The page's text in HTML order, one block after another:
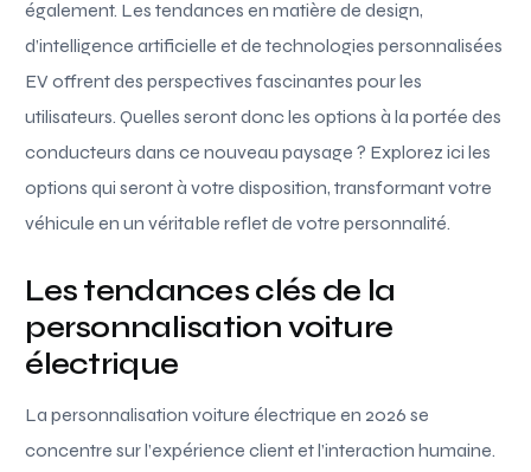
également. Les tendances en matière de design,
d’intelligence artificielle et de technologies personnalisées
EV offrent des perspectives fascinantes pour les
utilisateurs. Quelles seront donc les options à la portée des
conducteurs dans ce nouveau paysage ? Explorez ici les
options qui seront à votre disposition, transformant votre
véhicule en un véritable reflet de votre personnalité.
Les tendances clés de la
personnalisation voiture
électrique
La personnalisation voiture électrique en 2026 se
concentre sur l’expérience client et l’interaction humaine.